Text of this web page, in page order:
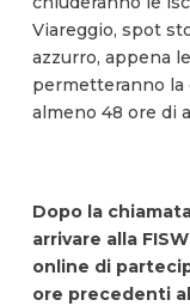
Viareggio, spot
azzurro, appena
permetteranno la
almeno 48 ore di
Dopo la
arrivare alla
online di
ore precedenti